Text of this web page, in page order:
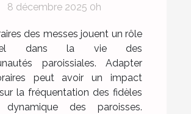
des
?
8 décembre 2025 0h
des messes jouent un rôle
dans la vie des
paroissiales. Adapter
peut avoir un impact
la fréquentation des fidèles
des paroisses.